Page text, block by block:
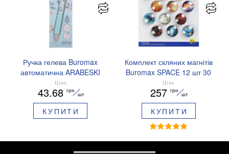
Ручка гелева Buromax
автоматична ARABESKI
0.5 мм ароматизований
грип синє чорнило в
блістері BM.8379-02
Ціна
43.68 грн
шт
КУПИТИ
Комплект скляних магнітів
Buromax SPACE 12 шт 30
мм BM.0048
Ціна
257 грн
шт
КУПИТИ